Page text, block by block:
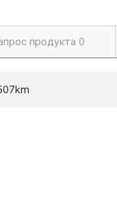
продукта 0